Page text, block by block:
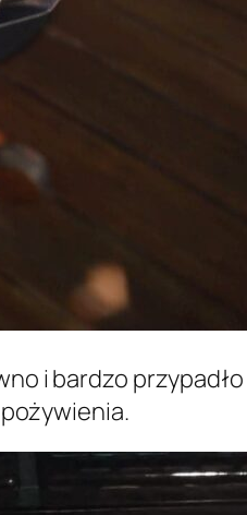
i bardzo